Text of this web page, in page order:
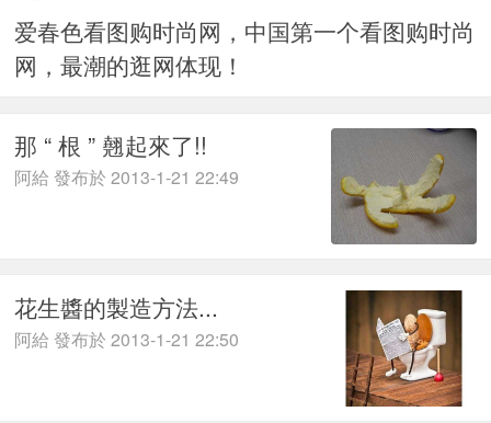
爱春色看图购时尚网，中国第一个看图购时尚
网，最潮的逛网体现！
那 “ 根 ” 翹起來了!!
阿給 發布於 2013-1-21 22:49
花生醬的製造方法...
阿給 發布於 2013-1-21 22:50